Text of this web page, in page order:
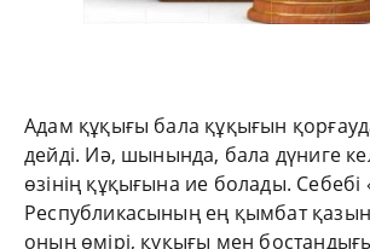
Адам құқығы бала құқығын
дейді. Иә, шынында, бала дүниге
өзінің құқығына ие болады. Себебі
Республикасының ең қымбат
оның өмірі, құқығы мен